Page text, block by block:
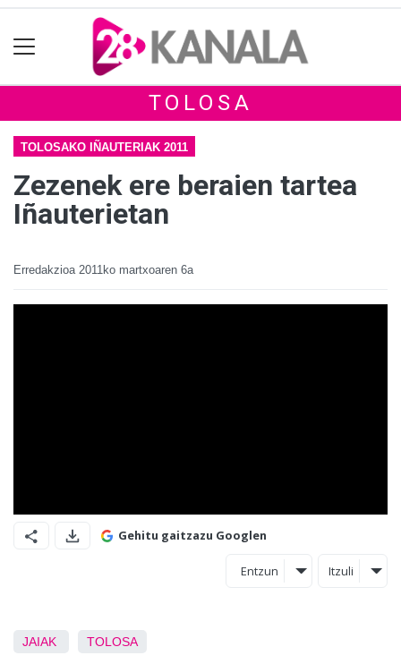
TOLOSA
TOLOSAKO IÑAUTERIAK 2011
Zezenek ere beraien tartea
Iñauterietan
Erredakzioa 2011ko martxoaren 6a
Gehitu gaitzazu Googlen
Entzun Itzuli
JAIAK TOLOSA